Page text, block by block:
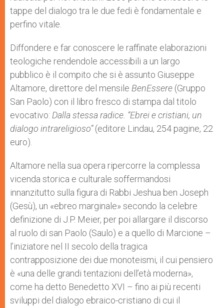
tappe del dialogo tra le due fedi è fondamentale e
perfino vitale.
Diffondere e far conoscere le raffinate elaborazioni
teologiche rendendole accessibili a un largo
pubblico è il compito che si è assunto Giuseppe
Altamore, direttore del mensile BenEssere (Gruppo
San Paolo) con il libro fresco di stampa dal titolo
evocativo: Dalla stessa radice. “Ebrei e cristiani, un
dialogo intrareligioso”(editore Lindau, 254 pagine, 22
euro).
Altamore nella sua opera ripercorre la complessa
vicenda storica e culturale soffermandosi
innanzitutto sulla figura di Rabbi Jeshua ben Joseph
(Gesù), un «ebreo marginale» secondo la celebre
definizione di J.P. Meier, per poi allargare il discorso
al ruolo di san Paolo (Saulo) e a quello di Marcione –
l’iniziatore nel II secolo della tragica
contrapposizione dei due monoteismi, il cui pensiero
è «una delle grandi tentazioni dell’età moderna»,
come ha detto Benedetto XVI – fino ai più recenti
sviluppi del dialogo ebraico-cristiano di cui il